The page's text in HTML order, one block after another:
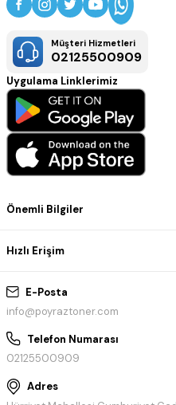
E-Posta
info@poyraztoner.com
Telefon Numarası
02125500909
Adres
Önemli Bilgiler
Hızlı Erişim
Müşteri Hizmetleri
02125500909
Uygulama Linklerimiz